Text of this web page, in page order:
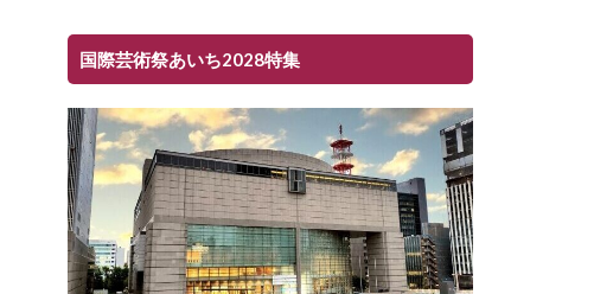
国際芸術祭あいち2028特集